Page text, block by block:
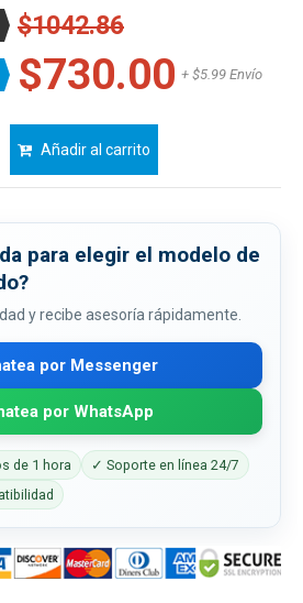
$1042.86
$730.00 + $5.99 Envío
Añadir al carrito
para elegir el modelo de
y recibe asesoría rápidamente.
por Messenger
por WhatsApp
de 1 hora
✓ Soporte en línea 24/7